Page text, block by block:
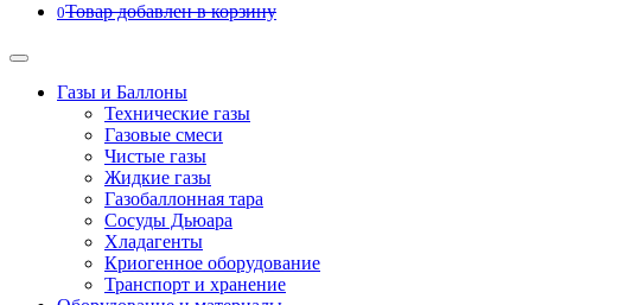
0Товар добавлен в корзину
Газы и Баллоны
Технические газы
Газовые смеси
Чистые газы
Жидкие газы
Газобаллонная тара
Сосуды Дьюара
Хладагенты
Криогенное оборудование
Транспорт и хранение